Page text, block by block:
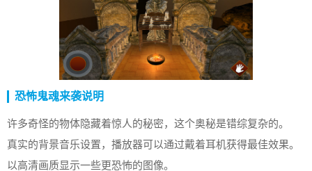
恐怖鬼魂来袭说明
许多奇怪的物体隐藏着惊人的秘密，这个奥秘是错综复杂的。
真实的背景音乐设置，播放器可以通过戴着耳机获得最佳效果。
以高清画质显示一些更恐怖的图像。